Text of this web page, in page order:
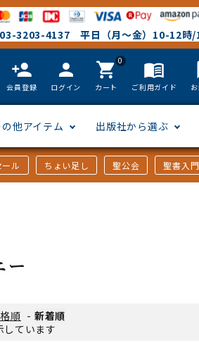
03-3203-4137 平日（月～金）10-12
person_add
会員登録
person
ログイン
0
shopping_cart
カート
menu_book
ご利用ガイド
他アイテム 出版社から選ぶ
ル ちょい足し 聖公会 聖書入門
ー
順 - 新着順
ています